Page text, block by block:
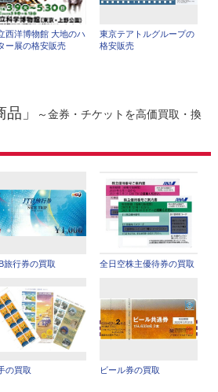
西洋博物館 大地のハ
ー展の格安販売
東京テアトルグループの
格安販売
」
～金券・チケットを高価買取・換
旅行券の買取 全日空株主優待券の買取
の買取 ビール券の買取